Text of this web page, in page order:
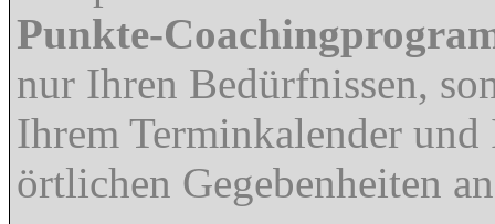
Punkte-
nur Ihren Bedürfnissen,
Ihrem Terminkalender und
örtlichen Gegebenheiten